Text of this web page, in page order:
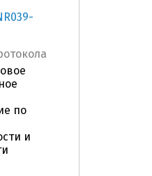
по
и